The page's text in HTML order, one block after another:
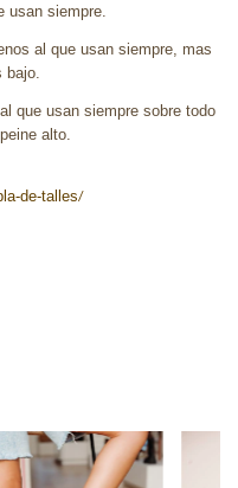
usan siempre.
al que usan siempre, mas
que usan siempre sobre todo
alto.
de-talles/